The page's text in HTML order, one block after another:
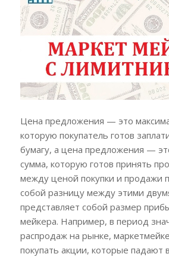
Цена предложения — это
которую покупатель готов
бумагу, а цена предложения —
сумма, которую готов принять
между ценой покупки и продажи
собой разницу между этими
представляет собой размер
мейкера. Например, в период
распродаж на рынке,
покупать акции, которые падают